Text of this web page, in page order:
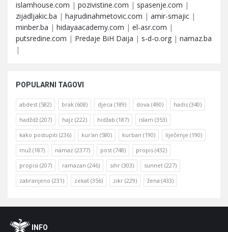
islamhouse.com | pozivistine.com | spasenje.com |
zijadljakic.ba | hajrudinahmetovic.com | amir-smajic |
minber.ba | hidayaacademy.com | el-asr.com |
putsredine.com | Predaje BiH Daija | s-d-o.org | namaz.ba
|
POPULARNI TAGOVI
abdest (582) brak (608) djeca (189) dova (490) hadis (340)
hadždž (207) hajz (222) hidžab (187) islam (353)
kako postupiti (236) kur'an (580) kurban (190) liječenje (190)
muž (187) namaz (2377) post (748) propis (432)
propisi (207) ramazan (246) sihr (303) sunnet (227)
zabranjeno (231) zekat (356) zikr (229) žena (433)
FooterOINFO